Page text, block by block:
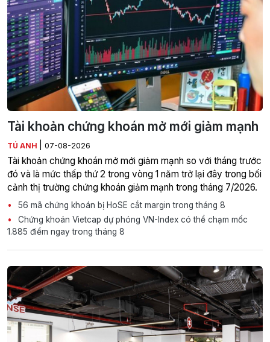
Tài khoản chứng khoán mở mới giảm mạnh
TÚ ANH 07-08-2026
Tài khoản chứng khoán mở mới giảm mạnh so với tháng trước
đó và là mức thấp thứ 2 trong vòng 1 năm trở lại đây trong bối
cảnh thị trường chứng khoán giảm mạnh trong tháng 7/2026.
56 mã chứng khoán bị HoSE cắt margin trong tháng 8
Chứng khoán Vietcap dự phóng VN-Index có thể chạm mốc
1.885 điểm ngay trong tháng 8